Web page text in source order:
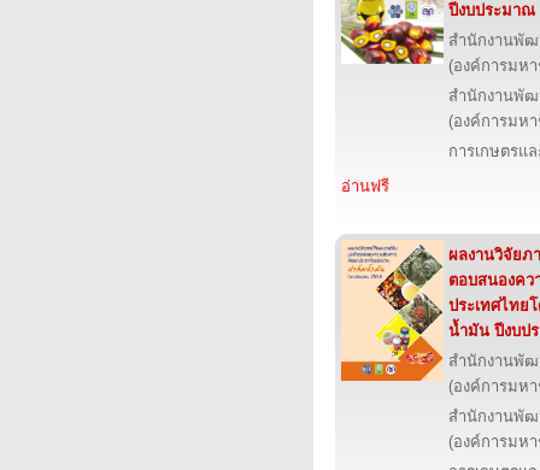
ปีงบประมาณ
สำนักงานพัฒ
(องค์การมห
สำนักงานพัฒ
(องค์การมห
การเกษตรแ
อ่านฟรี
ผลงานวิจัยภ
ตอบสนองค
ประเทศไทย
น้ำมัน ปีงบป
สำนักงานพัฒ
(องค์การมห
สำนักงานพัฒ
(องค์การมห